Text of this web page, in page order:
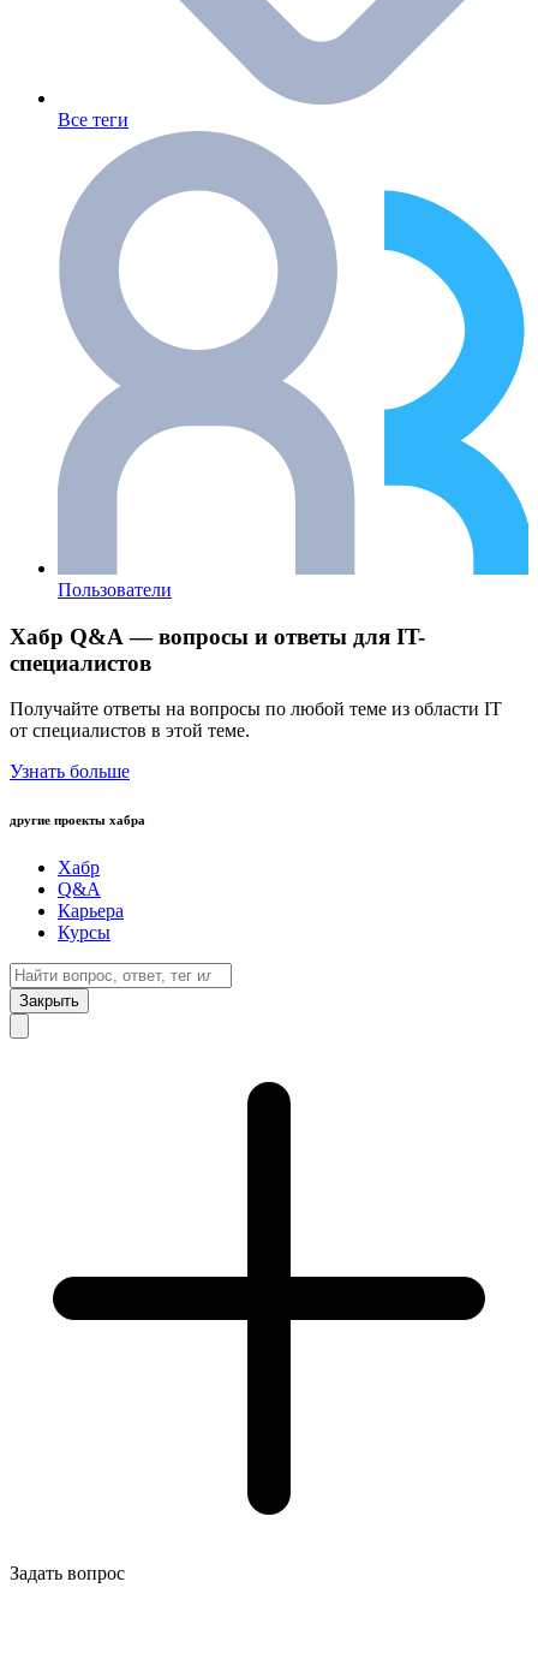
Все теги
Пользователи
Хабр Q&A — вопросы и ответы для IT-
специалистов
Получайте ответы на вопросы по любой теме из области IT
от специалистов в этой теме.
Узнать больше
другие проекты хабра
Хабр
Q&A
Карьера
Курсы
Закрыть
Задать вопрос